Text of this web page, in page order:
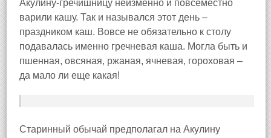
Акулину-гречишницу неизменно и повсеместно
варили кашу. Так и назывался этот день –
праздником каш. Вовсе не обязательно к столу
подавалась именно гречневая каша. Могла быть и
пшенная, овсяная, ржаная, ячневая, гороховая –
да мало ли еще какая!
Старинный обычай предполагал на Акулину